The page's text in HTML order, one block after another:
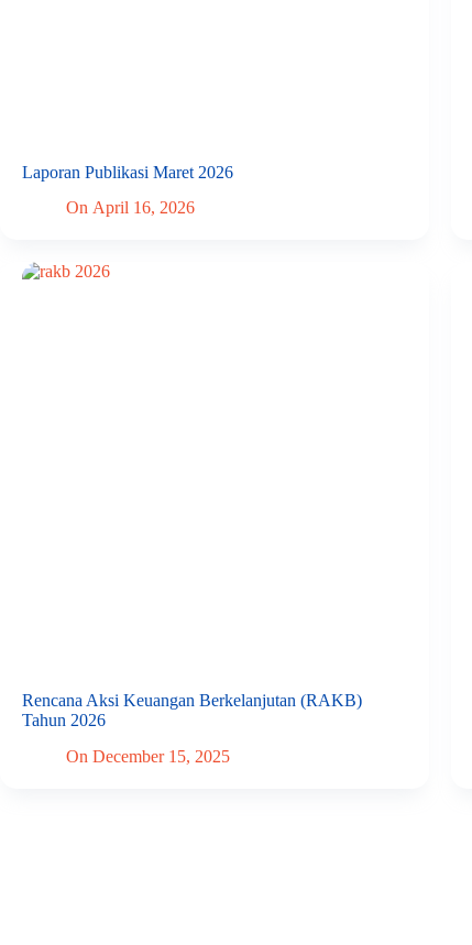
Laporan Publikasi Maret 2026
On April 16, 2026
Rencana Aksi Keuangan Berkelanjutan (RAKB)
Tahun 2026
On December 15, 2025